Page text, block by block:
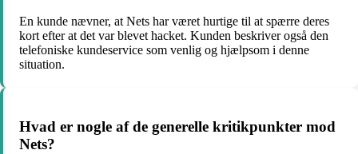
En kunde nævner, at Nets har været hurtige til at spærre deres
kort efter at det var blevet hacket. Kunden beskriver også den
telefoniske kundeservice som venlig og hjælpsom i denne
situation.
Hvad er nogle af de generelle kritikpunkter mod
Nets?